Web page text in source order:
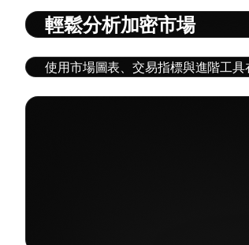
輕鬆分析加密市場
使用市場圖表、交易指標與進階工具